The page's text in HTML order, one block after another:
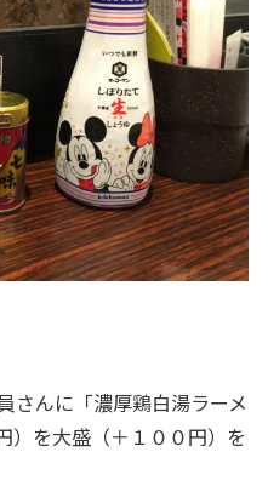
さんに「濃厚鶏白湯ラーメ
を大盛（＋１００円）を